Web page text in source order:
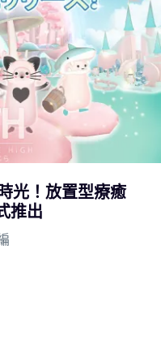
光！放置型療癒
推出